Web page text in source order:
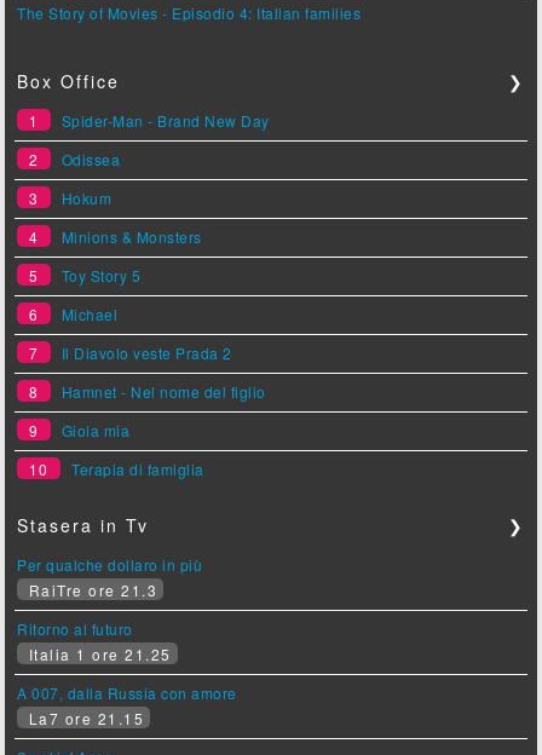
The Story of Movies - Episodio 4: Italian families
Box Office ❯
1
Spider-Man - Brand New Day
2
Odissea
3
Hokum
4
Minions & Monsters
5
Toy Story 5
6
Michael
7
Il Diavolo veste Prada 2
8
Hamnet - Nel nome del figlio
9
Gioia mia
10
Terapia di famiglia
Stasera in Tv ❯
Per qualche dollaro in più
RaiTre ore 21.3
Ritorno al futuro
Italia 1 ore 21.25
A 007, dalla Russia con amore
La7 ore 21.15